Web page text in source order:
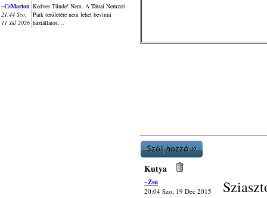
~CsMarton
21:44 Szo,
11 Júl 2026
Kedves Tünde! Nem. A Tátrai Nemzeti
Park területére nem lehet bevinni
háziállatot,...
Kutya
~Zsu
20:04 Szo, 19 Dec 2015